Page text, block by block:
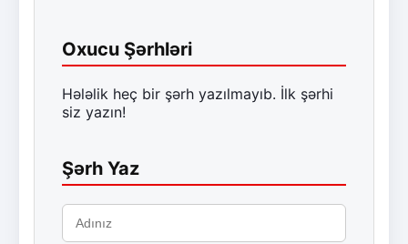
Oxucu Şərhləri
Hələlik heç bir şərh yazılmayıb. İlk şərhi
siz yazın!
Şərh Yaz